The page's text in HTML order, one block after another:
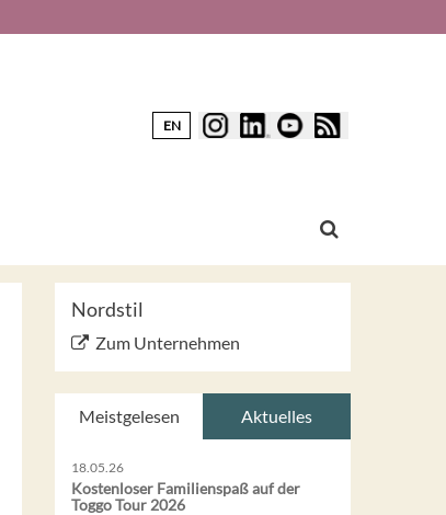
EN
Nordstil
Zum Unternehmen
Meistgelesen Aktuelles
18.05.26
Kostenloser Familienspaß auf der
Toggo Tour 2026